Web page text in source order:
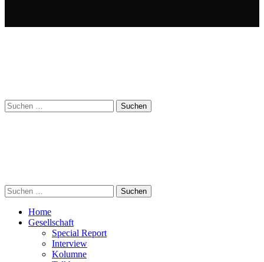
Suchen
nach:
Suchen
nach:
Home
Gesellschaft
Special Report
Interview
Kolumne